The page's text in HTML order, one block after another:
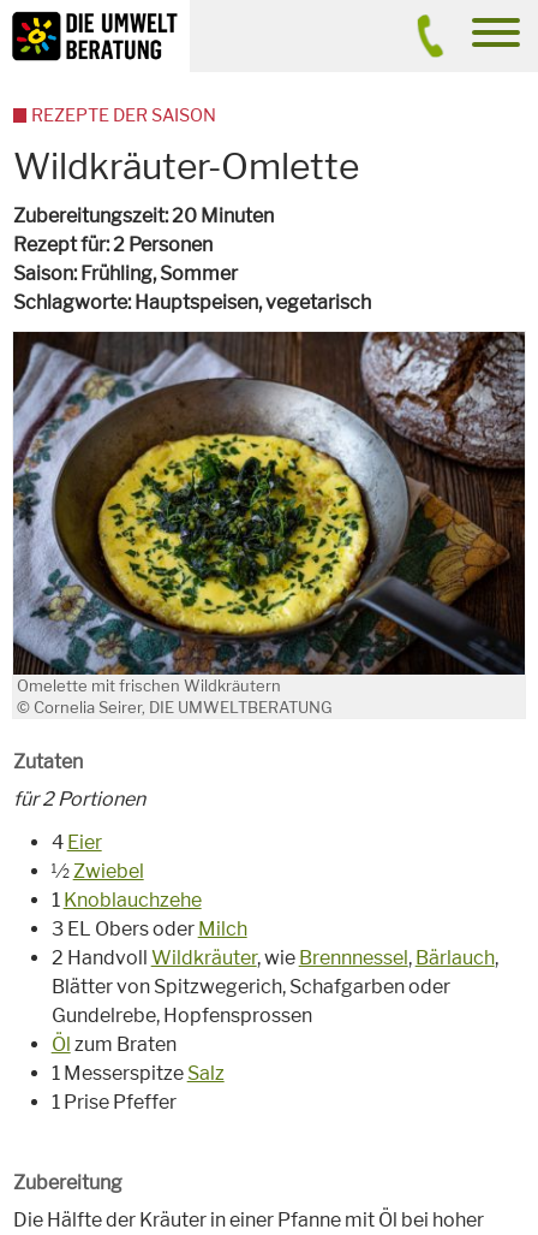
Inhalt
Suche
Wildkräuter-Omlette
Zubereitungszeit 20 Minuten
Rezept für 2 Personen
Saison Frühling, Sommer
Schlagworte Hauptspeisen,vegetarisch
Omelette mit frischen Wildkräutern
© Cornelia Seirer, DIE UMWELTBERATUNG
Zutaten
für 2 Portionen
4 Eier
½ Zwiebel
1 Knoblauchzehe
3 EL Obers oder Milch
2 Handvoll Wildkräuter, wie Brennnessel, Bärlauch,
Blätter von Spitzwegerich, Schafgarben oder
Gundelrebe, Hopfensprossen
Öl zum Braten
1 Messerspitze Salz
1 Prise Pfeffer
Zubereitung
Die Hälfte der Kräuter in einer Pfanne mit Öl bei hoher
REZEPTE DER SAISON